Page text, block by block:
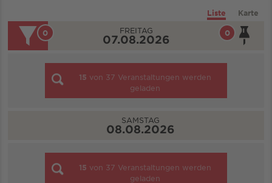
Liste Karte
0
0 FREITAG
07.08.2026
15 von 37 Veranstaltungen werden
geladen
SAMSTAG
08.08.2026
15 von 37 Veranstaltungen werden
geladen